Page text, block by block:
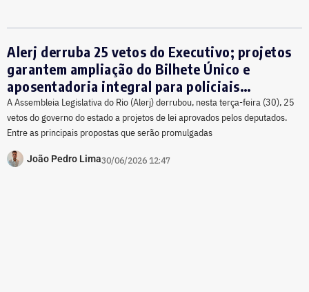
Alerj derruba 25 vetos do Executivo; projetos
garantem ampliação do Bilhete Único e
aposentadoria integral para policiais
acidentados
A Assembleia Legislativa do Rio (Alerj) derrubou, nesta terça-feira (30), 25
vetos do governo do estado a projetos de lei aprovados pelos deputados.
Entre as principais propostas que serão promulgadas
João Pedro Lima30/06/2026 12:47